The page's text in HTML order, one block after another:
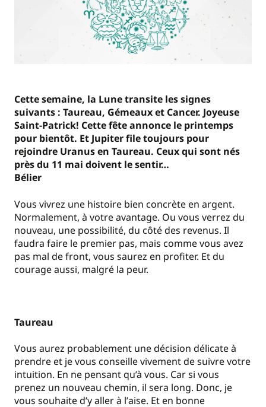
Cette semaine, la Lune transite les signes
suivants : Taureau, Gémeaux et Cancer. Joyeuse
Saint-Patrick! Cette fête annonce le printemps
pour bientôt. Et Jupiter file toujours pour
rejoindre Uranus en Taureau. Ceux qui sont nés
près du 11 mai doivent le sentir…
Bélier
Vous vivrez une histoire bien concrète en argent.
Normalement, à votre avantage. Ou vous verrez du
nouveau, une possibilité, du côté des revenus. Il
faudra faire le premier pas, mais comme vous avez
pas mal de front, vous saurez en profiter. Et du
courage aussi, malgré la peur.
Taureau
Vous aurez probablement une décision délicate à
prendre et je vous conseille vivement de suivre votre
intuition. En ne pensant qu’à vous. Car si vous
prenez un nouveau chemin, il sera long. Donc, je
vous souhaite d’y aller à l’aise. Et en bonne